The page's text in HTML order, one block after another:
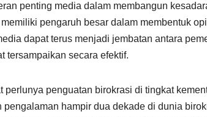
penting media dalam membangun
pengaruh besar dalam membentuk
dapat terus menjadi jembatan antara
tersampaikan secara efektif.
perlunya penguatan birokrasi di tingkat
pengalaman hampir dua dekade di dunia